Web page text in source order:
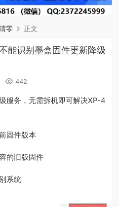
零 正文
能识别墨盒固件更新降级
442
服务，无需拆机即可解决XP-4
固件版本
的旧版固件
系统